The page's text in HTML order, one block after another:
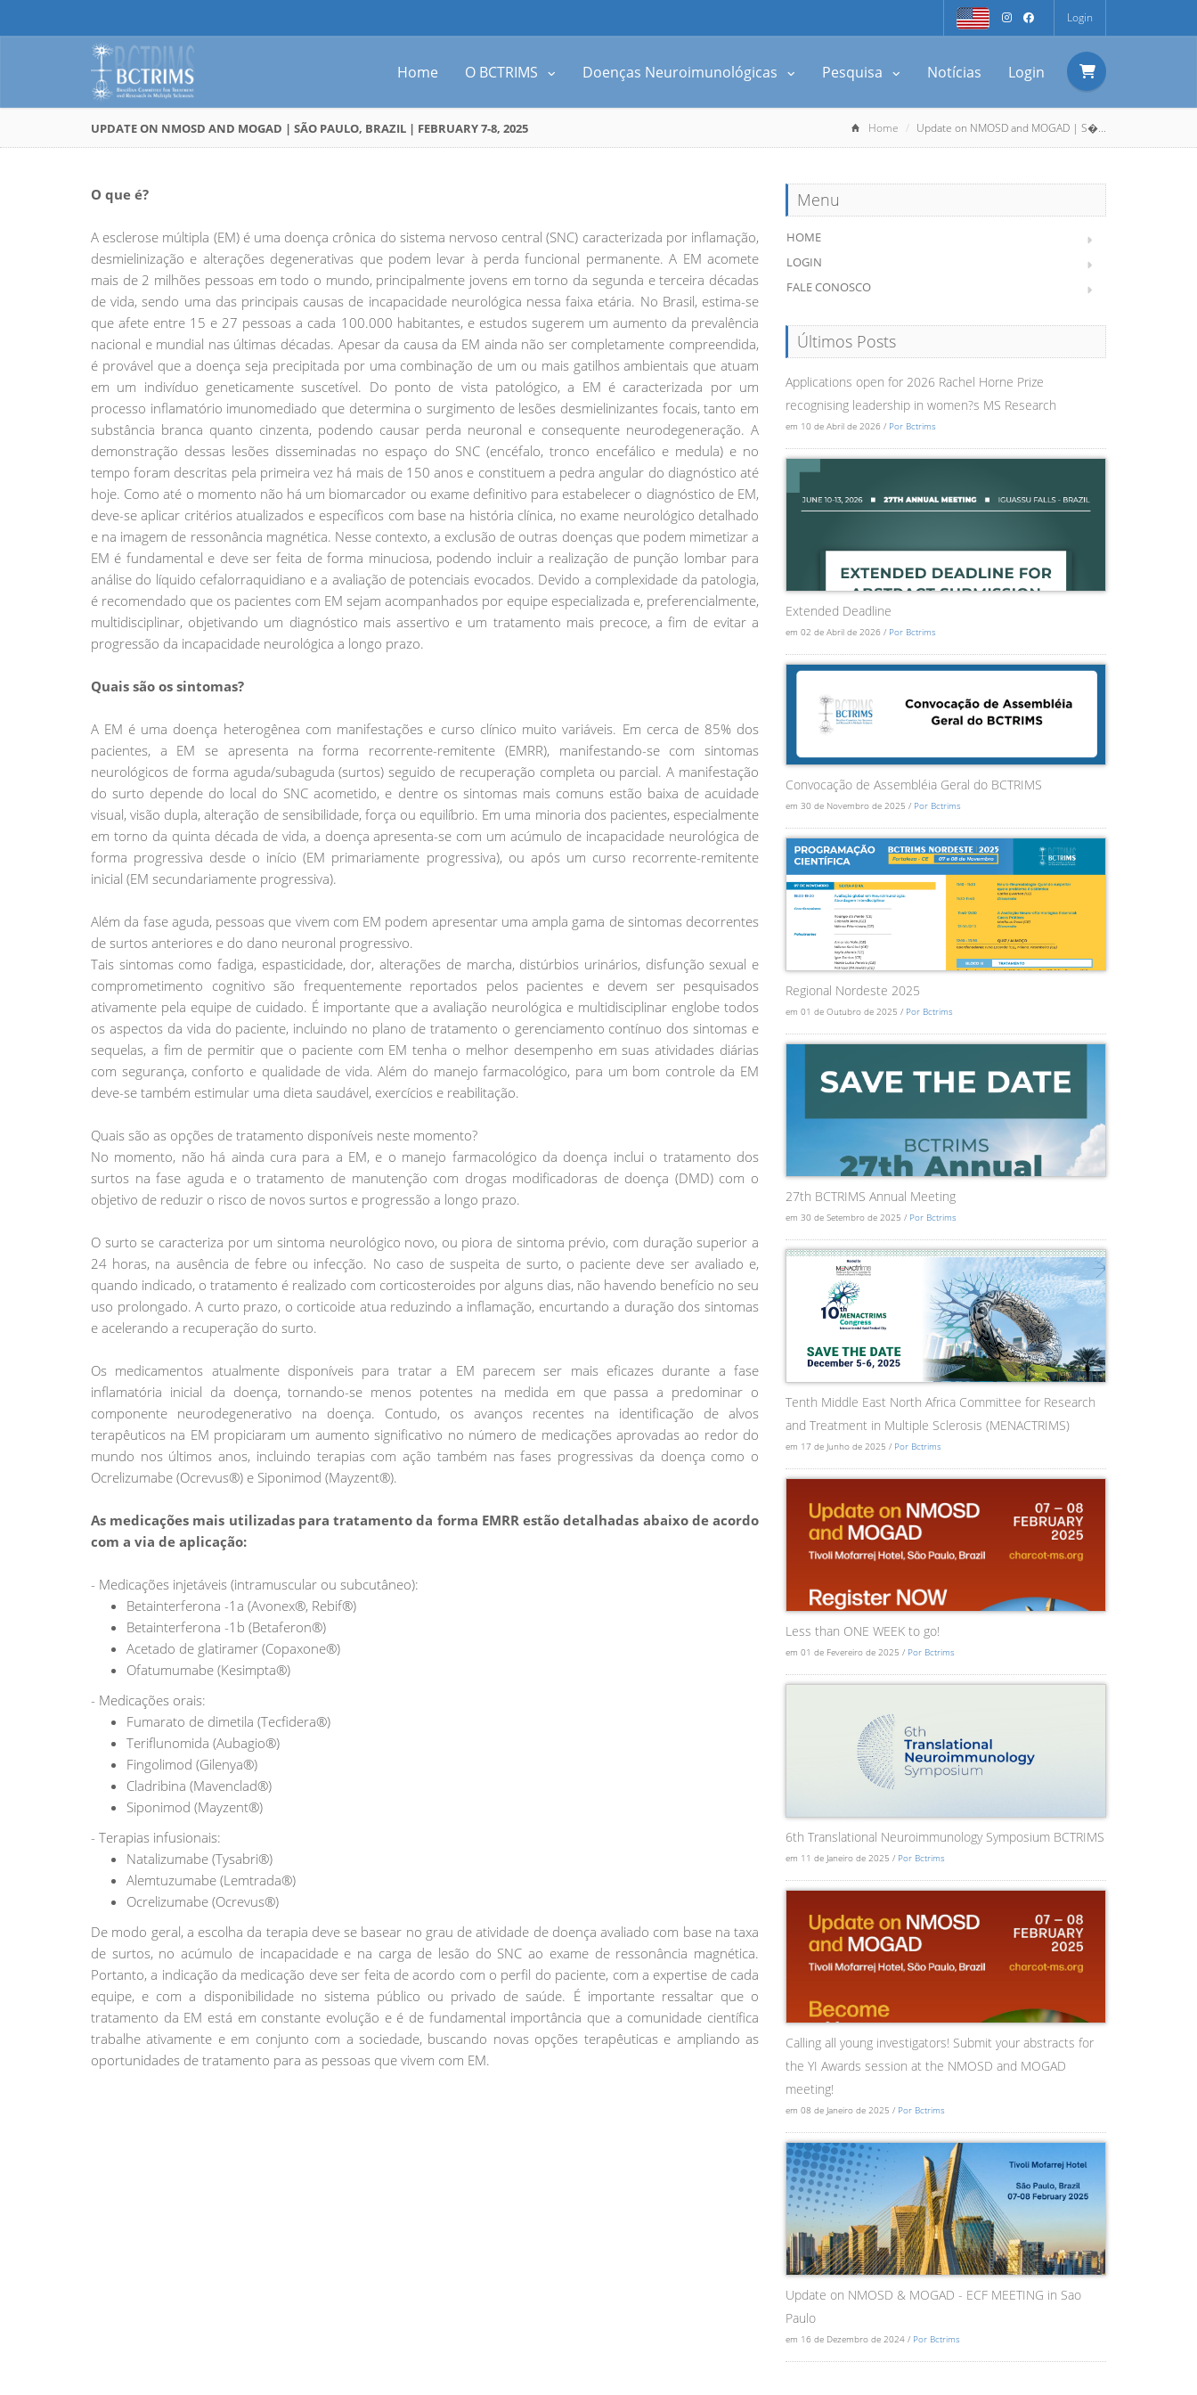
Login
Home O BCTRIMS Doenças Neuroimunológicas Pesquisa Notícias Login
UPDATE ON NMOSD AND MOGAD | SÃO PAULO, BRAZIL | FEBRUARY 7-8, 2025 Home Update on NMOSD and MOGAD | S�...
O que é?
A esclerose múltipla (EM) é uma doença crônica do sistema nervoso central (SNC) caracterizada por inflamação,
desmielinização e alterações degenerativas que podem levar à perda funcional permanente. A EM acomete
mais de 2 milhões pessoas em todo o mundo, principalmente jovens em torno da segunda e terceira décadas
de vida, sendo uma das principais causas de incapacidade neurológica nessa faixa etária. No Brasil, estima-se
que afete entre 15 e 27 pessoas a cada 100.000 habitantes, e estudos sugerem um aumento da prevalência
nacional e mundial nas últimas décadas. Apesar da causa da EM ainda não ser completamente compreendida,
é provável que a doença seja precipitada por uma combinação de um ou mais gatilhos ambientais que atuam
em um indivíduo geneticamente suscetível. Do ponto de vista patológico, a EM é caracterizada por um
processo inflamatório imunomediado que determina o surgimento de lesões desmielinizantes focais, tanto em
substância branca quanto cinzenta, podendo causar perda neuronal e consequente neurodegeneração. A
demonstração dessas lesões disseminadas no espaço do SNC (encéfalo, tronco encefálico e medula) e no
tempo foram descritas pela primeira vez há mais de 150 anos e constituem a pedra angular do diagnóstico até
hoje. Como até o momento não há um biomarcador ou exame definitivo para estabelecer o diagnóstico de EM,
deve-se aplicar critérios atualizados e específicos com base na história clínica, no exame neurológico detalhado
e na imagem de ressonância magnética. Nesse contexto, a exclusão de outras doenças que podem mimetizar a
EM é fundamental e deve ser feita de forma minuciosa, podendo incluir a realização de punção lombar para
análise do líquido cefalorraquidiano e a avaliação de potenciais evocados. Devido a complexidade da patologia,
é recomendado que os pacientes com EM sejam acompanhados por equipe especializada e, preferencialmente,
multidisciplinar, objetivando um diagnóstico mais assertivo e um tratamento mais precoce, a fim de evitar a
progressão da incapacidade neurológica a longo prazo.
Quais são os sintomas?
A EM é uma doença heterogênea com manifestações e curso clínico muito variáveis. Em cerca de 85% dos
pacientes, a EM se apresenta na forma recorrente-remitente (EMRR), manifestando-se com sintomas
neurológicos de forma aguda/subaguda (surtos) seguido de recuperação completa ou parcial. A manifestação
do surto depende do local do SNC acometido, e dentre os sintomas mais comuns estão baixa de acuidade
visual, visão dupla, alteração de sensibilidade, força ou equilíbrio. Em uma minoria dos pacientes, especialmente
em torno da quinta década de vida, a doença apresenta-se com um acúmulo de incapacidade neurológica de
forma progressiva desde o início (EM primariamente progressiva), ou após um curso recorrente-remitente
inicial (EM secundariamente progressiva).
Além da fase aguda, pessoas que vivem com EM podem apresentar uma ampla gama de sintomas decorrentes
de surtos anteriores e do dano neuronal progressivo.
Tais sintomas como fadiga, espasticidade, dor, alterações de marcha, distúrbios urinários, disfunção sexual e
comprometimento cognitivo são frequentemente reportados pelos pacientes e devem ser pesquisados
ativamente pela equipe de cuidado. É importante que a avaliação neurológica e multidisciplinar englobe todos
os aspectos da vida do paciente, incluindo no plano de tratamento o gerenciamento contínuo dos sintomas e
sequelas, a fim de permitir que o paciente com EM tenha o melhor desempenho em suas atividades diárias
com segurança, conforto e qualidade de vida. Além do manejo farmacológico, para um bom controle da EM
deve-se também estimular uma dieta saudável, exercícios e reabilitação.
Quais são as opções de tratamento disponíveis neste momento?
No momento, não há ainda cura para a EM, e o manejo farmacológico da doença inclui o tratamento dos
surtos na fase aguda e o tratamento de manutenção com drogas modificadoras de doença (DMD) com o
objetivo de reduzir o risco de novos surtos e progressão a longo prazo.
O surto se caracteriza por um sintoma neurológico novo, ou piora de sintoma prévio, com duração superior a
24 horas, na ausência de febre ou infecção. No caso de suspeita de surto, o paciente deve ser avaliado e,
quando indicado, o tratamento é realizado com corticosteroides por alguns dias, não havendo benefício no seu
uso prolongado. A curto prazo, o corticoide atua reduzindo a inflamação, encurtando a duração dos sintomas
e acelerando a recuperação do surto.
Os medicamentos atualmente disponíveis para tratar a EM parecem ser mais eficazes durante a fase
inflamatória inicial da doença, tornando-se menos potentes na medida em que passa a predominar o
componente neurodegenerativo na doença. Contudo, os avanços recentes na identificação de alvos
terapêuticos na EM propiciaram um aumento significativo no número de medicações aprovadas ao redor do
mundo nos últimos anos, incluindo terapias com ação também nas fases progressivas da doença como o
Ocrelizumabe (Ocrevus®) e Siponimod (Mayzent®).
As medicações mais utilizadas para tratamento da forma EMRR estão detalhadas abaixo de acordo
com a via de aplicação:
- Medicações injetáveis (intramuscular ou subcutâneo):
Betainterferona -1a (Avonex®, Rebif®)
Betainterferona -1b (Betaferon®)
Acetado de glatiramer (Copaxone®)
Ofatumumabe (Kesimpta®)
- Medicações orais:
Fumarato de dimetila (Tecfidera®)
Teriflunomida (Aubagio®)
Fingolimod (Gilenya®)
Cladribina (Mavenclad®)
Siponimod (Mayzent®)
- Terapias infusionais:
Natalizumabe (Tysabri®)
Alemtuzumabe (Lemtrada®)
Ocrelizumabe (Ocrevus®)
De modo geral, a escolha da terapia deve se basear no grau de atividade de doença avaliado com base na taxa
de surtos, no acúmulo de incapacidade e na carga de lesão do SNC ao exame de ressonância magnética.
Portanto, a indicação da medicação deve ser feita de acordo com o perfil do paciente, com a expertise de cada
equipe, e com a disponibilidade no sistema público ou privado de saúde. É importante ressaltar que o
tratamento da EM está em constante evolução e é de fundamental importância que a comunidade científica
trabalhe ativamente e em conjunto com a sociedade, buscando novas opções terapêuticas e ampliando as
oportunidades de tratamento para as pessoas que vivem com EM.
Menu
HOME
LOGIN
FALE CONOSCO
Últimos Posts
Applications open for 2026 Rachel Horne Prize
recognising leadership in women?s MS Research
em 10 de Abril de 2026 / Por Bctrims
Extended Deadline
em 02 de Abril de 2026 / Por Bctrims
Convocação de Assembléia Geral do BCTRIMS
em 30 de Novembro de 2025 / Por Bctrims
Regional Nordeste 2025
em 01 de Outubro de 2025 / Por Bctrims
27th BCTRIMS Annual Meeting
em 30 de Setembro de 2025 / Por Bctrims
Tenth Middle East North Africa Committee for Research
and Treatment in Multiple Sclerosis (MENACTRIMS)
em 17 de Junho de 2025 / Por Bctrims
Less than ONE WEEK to go!
em 01 de Fevereiro de 2025 / Por Bctrims
6th Translational Neuroimmunology Symposium BCTRIMS
em 11 de Janeiro de 2025 / Por Bctrims
Calling all young investigators! Submit your abstracts for
the YI Awards session at the NMOSD and MOGAD
meeting!
em 08 de Janeiro de 2025 / Por Bctrims
Update on NMOSD & MOGAD - ECF MEETING in Sao
Paulo
em 16 de Dezembro de 2024 / Por Bctrims